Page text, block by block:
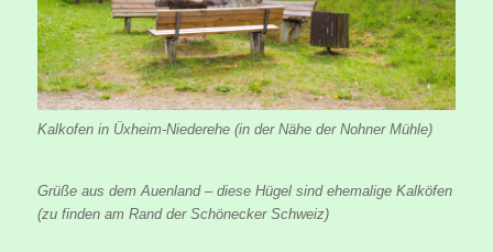
Kalkofen in Üxheim-Niederehe (in der Nähe der Nohner Mühle)
Grüße aus dem Auenland – diese Hügel sind ehemalige Kalköfen
(zu finden am Rand der Schönecker Schweiz)